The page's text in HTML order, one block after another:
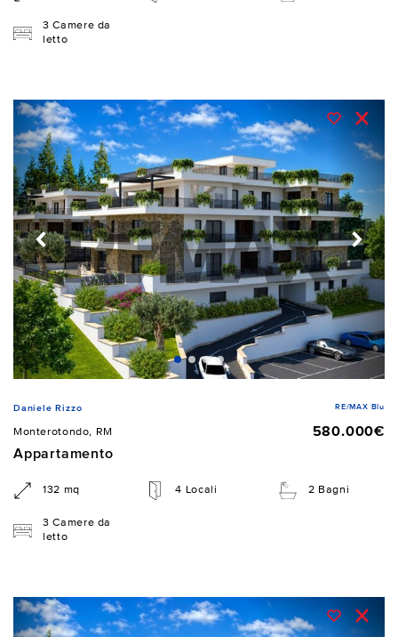
3 Camere da
letto
Daniele Rizzo RE/MAX Blu
Monterotondo, RM
580.000€
Appartamento
132 mq 4 Locali 2 Bagni
3 Camere da
letto